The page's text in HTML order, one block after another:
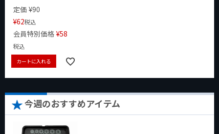
定価 ¥90
¥62税込
会員特別価格 ¥58
税込
カートに入れる
今週のおすすめアイテム